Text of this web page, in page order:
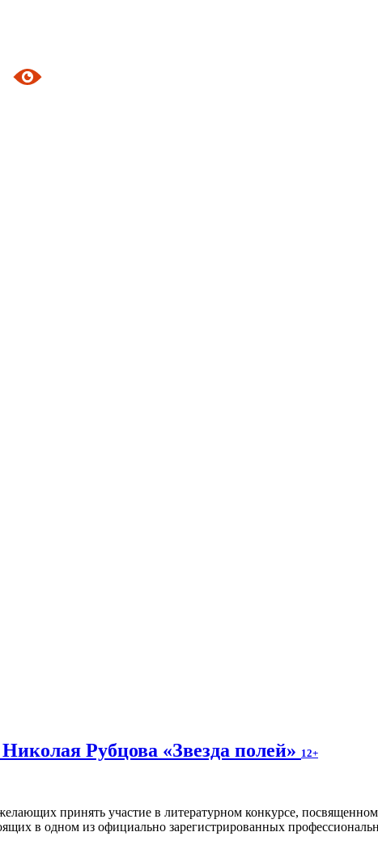
Рубцова «Звезда полей» 12+
принять участие в литературном конкурсе,
в одном из официально зарегистрированных